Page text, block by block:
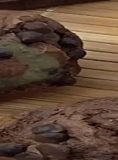
sağlayan
Seti Yüksek
kaliteli teflon
Pratik ve Estetik
şık tasarımıyla
Tasarım